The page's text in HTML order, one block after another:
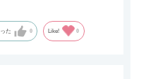
た 0 Like! 0